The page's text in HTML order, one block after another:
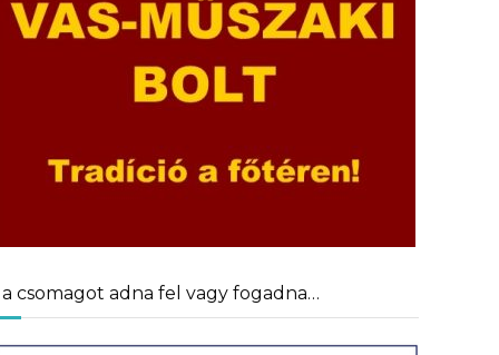
csomagot adna fel vagy fogadna…